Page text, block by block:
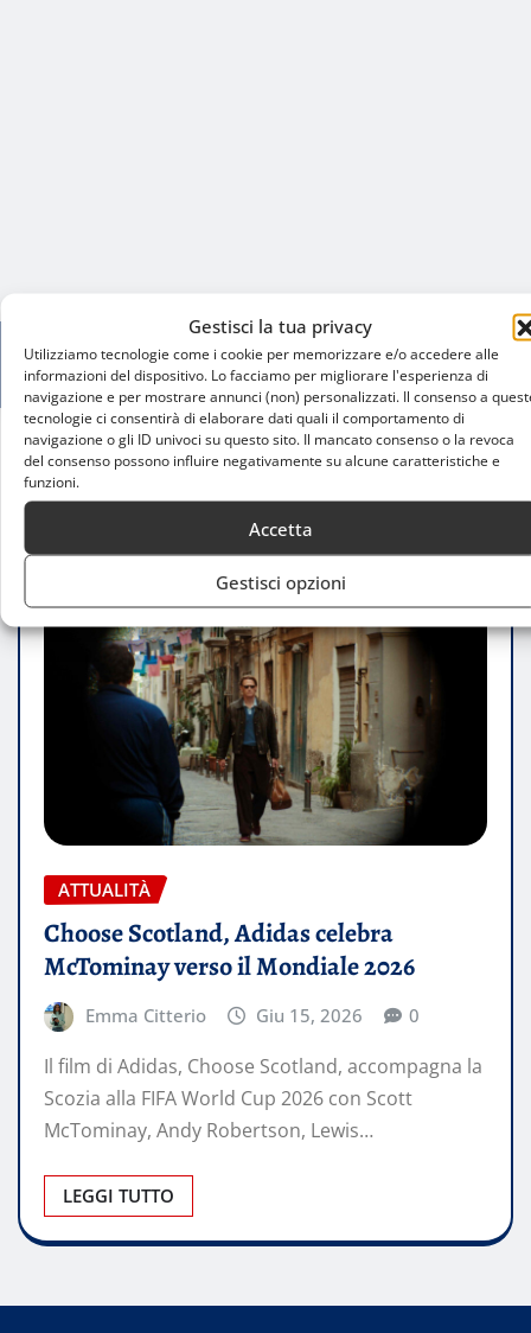
Gestisci la tua privacy
Utilizziamo tecnologie come i cookie per memorizzare e/o accedere alle
informazioni del dispositivo. Lo facciamo per migliorare l'esperienza di
navigazione e per mostrare annunci (non) personalizzati. Il consenso a
tecnologie ci consentirà di elaborare dati quali il comportamento di
navigazione o gli ID univoci su questo sito. Il mancato consenso o la revoca
del consenso possono influire negativamente su alcune caratteristiche e
funzioni.
Accetta
Gestisci opzioni
Home
Choose Scotland, Adidas celebra McTominay verso
ATTUALITÀ
Choose Scotland, Adidas celebra
McTominay verso il Mondiale 2026
Emma Citterio Giu 15, 2026 0
Il film di Adidas, Choose Scotland, accompagna la
Scozia alla FIFA World Cup 2026 con Scott
McTominay, Andy Robertson, Lewis…
LEGGI TUTTO